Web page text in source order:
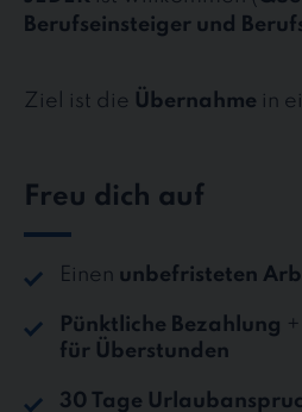
Berufseinsteiger und
Ziel ist die Übernahme in
Freu dich auf
Einen unbefristeten
Pünktliche Bezahlung
für Überstunden
30 Tage